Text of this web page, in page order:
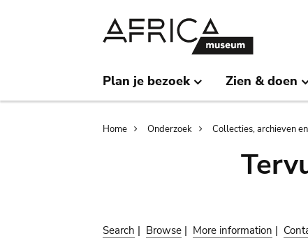
Plan je bezoek Zien & doen
Breadcrumb
Home Onderzoek Collecties, archieven
Search | Browse | More information |